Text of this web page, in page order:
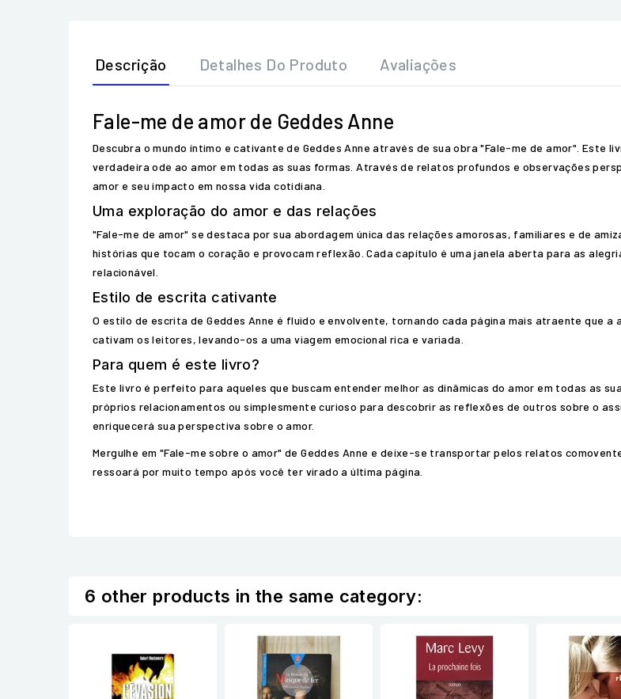
Descrição Detalhes Do Produto Avaliações
Fale-me de amor de Geddes Anne
Descubra o mundo íntimo e cativante de Geddes Anne através de sua obra "Fale-me de amor". Este
verdadeira ode ao amor em todas as suas formas. Através de relatos profundos e observações
amor e seu impacto em nossa vida cotidiana.
Uma exploração do amor e das relações
"Fale-me de amor" se destaca por sua abordagem única das relações amorosas, familiares e de
histórias que tocam o coração e provocam reflexão. Cada capítulo é uma janela aberta para as
relacionável.
Estilo de escrita cativante
O estilo de escrita de Geddes Anne é fluido e envolvente, tornando cada página mais atraente que
cativam os leitores, levando-os a uma viagem emocional rica e variada.
Para quem é este livro?
Este livro é perfeito para aqueles que buscam entender melhor as dinâmicas do amor em todas as
próprios relacionamentos ou simplesmente curioso para descobrir as reflexões de outros sobre o
enriquecerá sua perspectiva sobre o amor.
Mergulhe em "Fale-me sobre o amor" de Geddes Anne e deixe-se transportar pelos relatos
ressoará por muito tempo após você ter virado a última página.
6 other products in the same category: